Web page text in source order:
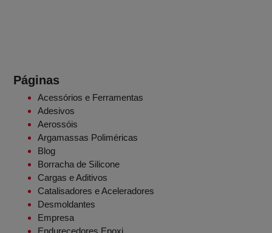
Páginas
Acessórios e Ferramentas
Adesivos
Aerossóis
Argamassas Poliméricas
Blog
Borracha de Silicone
Cargas e Aditivos
Catalisadores e Aceleradores
Desmoldantes
Empresa
Endurecedores Epoxi